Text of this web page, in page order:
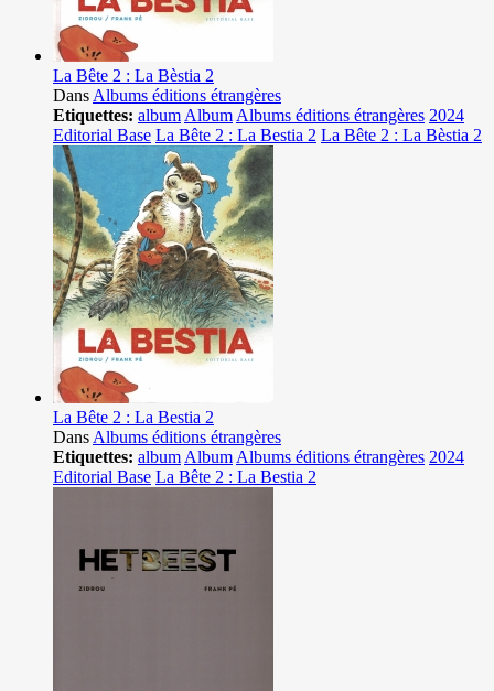
La Bête 2 : La Bèstia 2
Dans Albums éditions étrangères
Etiquettes: album Album Albums éditions étrangères 2024
Editorial Base La Bête 2 : La Bestia 2 La Bête 2 : La Bèstia 2
La Bête 2 : La Bestia 2
Dans Albums éditions étrangères
Etiquettes: album Album Albums éditions étrangères 2024
Editorial Base La Bête 2 : La Bestia 2